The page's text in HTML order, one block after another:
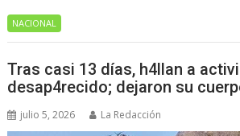
NACIONAL
Tras casi 13 días, h4llan a
desap4recido; dejaron su
julio 5, 2026 La Redacción